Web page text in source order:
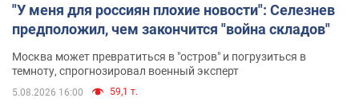
"У меня для россиян плохие новости": Селезнев
предположил, чем закончится "война складов"
Москва может превратиться в "остров" и погрузиться в
темноту, спрогнозировал военный эксперт
5.08.2026 16:00 59,1 т.